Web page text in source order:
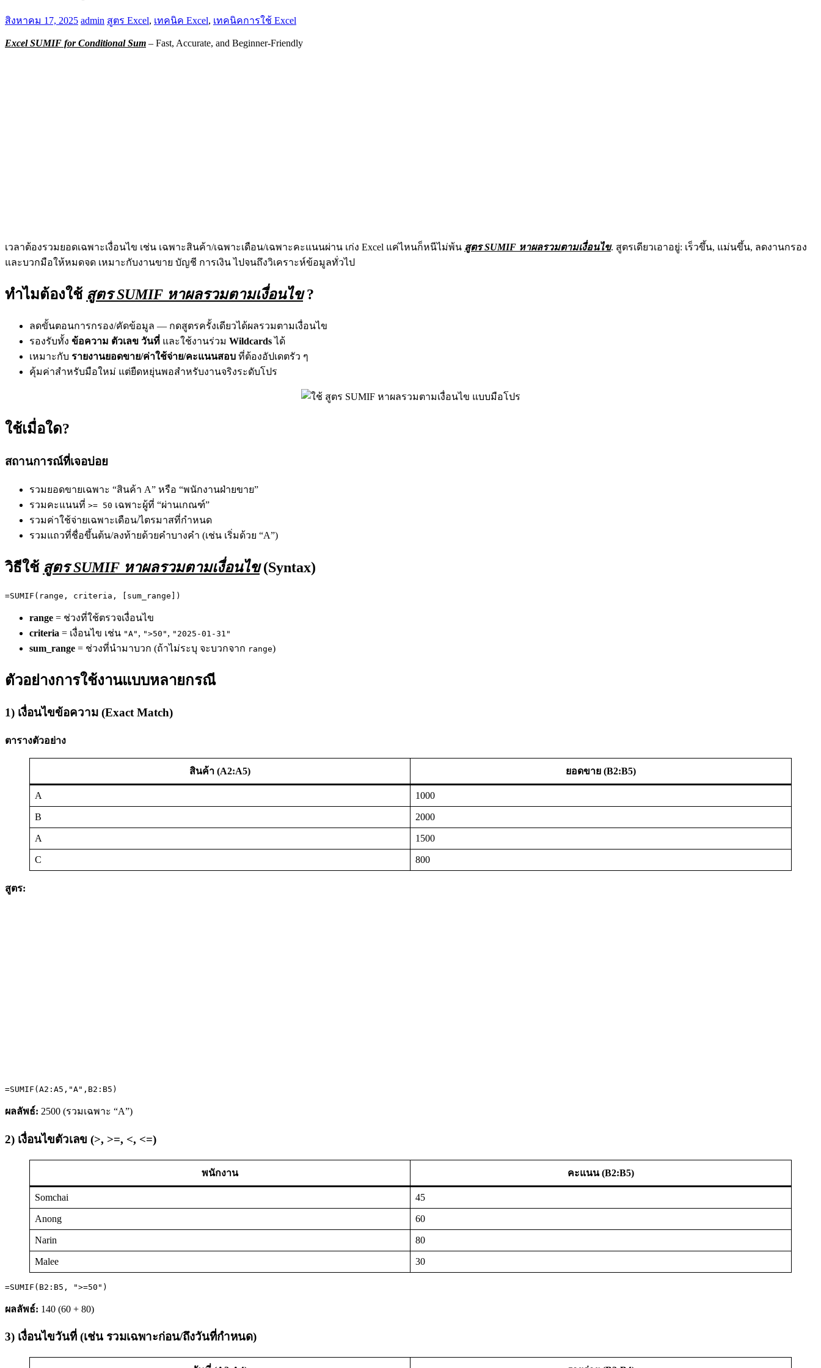
สิงหาคม 17, 2025 admin สูตร Excel, เทคนิค Excel, เทคนิคการใช้ Excel
Excel SUMIF for Conditional Sum – Fast, Accurate, and Beginner-Friendly
เวลาต้องรวมยอดเฉพาะเงื่อนไข เช่น เฉพาะสินค้า/เฉพาะเดือน/เฉพาะคะแนนผ่าน เก่ง Excel แค่ไหนก็หนีไม่พ้น สูตร SUMIF หาผลรวมตามเงื่อนไข. สูตรเดียวเอาอยู่: เร็วขึ้น, แม่นขึ้น, ลดงานกรอง
และบวกมือให้หมดจด เหมาะกับงานขาย บัญชี การเงิน ไปจนถึงวิเคราะห์ข้อมูลทั่วไป
ทำไมต้องใช้ สูตร SUMIF หาผลรวมตามเงื่อนไข?
ลดขั้นตอนการกรอง/คัดข้อมูล — กดสูตรครั้งเดียวได้ผลรวมตามเงื่อนไข
รองรับทั้ง ข้อความ ตัวเลข วันที่ และใช้งานร่วม Wildcardsได้
เหมาะกับ รายงานยอดขาย/ค่าใช้จ่าย/คะแนนสอบ ที่ต้องอัปเดตรัว ๆ
คุ้มค่าสำหรับมือใหม่ แต่ยืดหยุ่นพอสำหรับงานจริงระดับโปร
ใช้เมื่อใด?
สถานการณ์ที่เจอบ่อย
รวมยอดขายเฉพาะ “สินค้า A” หรือ “พนักงานฝ่ายขาย”
รวมคะแนนที่ >= 50 เฉพาะผู้ที่ “ผ่านเกณฑ์”
รวมค่าใช้จ่ายเฉพาะเดือน/ไตรมาสที่กำหนด
รวมแถวที่ชื่อขึ้นต้น/ลงท้ายด้วยคำบางคำ (เช่น เริ่มด้วย “A”)
วิธีใช้ สูตร SUMIF หาผลรวมตามเงื่อนไข(Syntax)
=SUMIF(range, criteria, [sum_range])
range = ช่วงที่ใช้ตรวจเงื่อนไข
criteria = เงื่อนไข เช่น "A" , ">50" , "2025-01-31"
sum_range = ช่วงที่นำมาบวก (ถ้าไม่ระบุ จะบวกจาก range)
ตัวอย่างการใช้งานแบบหลายกรณี
1) เงื่อนไขข้อความ (Exact Match)
ตารางตัวอย่าง
สินค้า (A2:A5) ยอดขาย (B2:B5)
A 1000
B 2000
A 1500
C 800
สูตร:
=SUMIF(A2:A5,"A",B2:B5)
ผลลัพธ์: 2500 (รวมเฉพาะ “A”)
2) เงื่อนไขตัวเลข (>, >=, <, <=)
พนักงาน คะแนน (B2:B5)
Somchai 45
Anong 60
Narin 80
Malee 30
=SUMIF(B2:B5, ">=50")
ผลลัพธ์: 140 (60 + 80)
3) เงื่อนไขวันที่ (เช่น รวมเฉพาะก่อน/ถึงวันที่กำหนด)